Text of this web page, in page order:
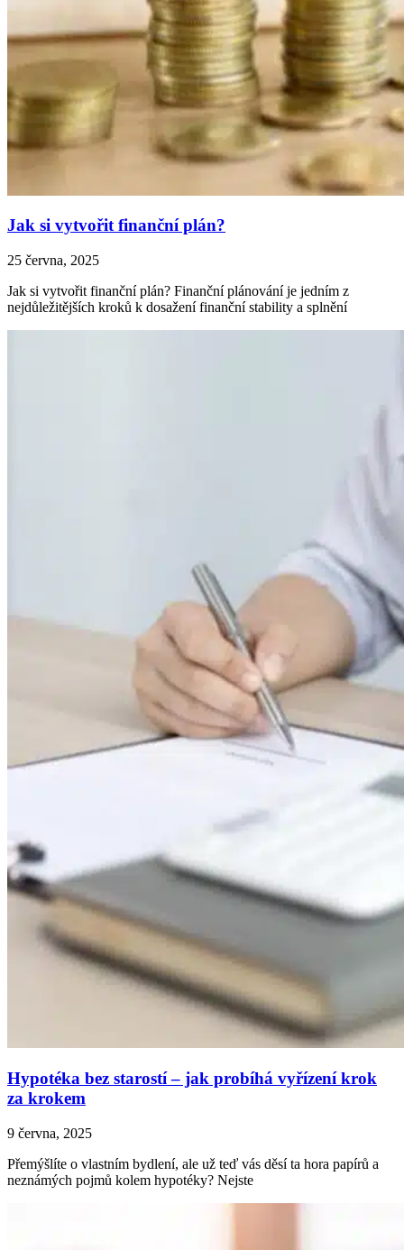
Jak si vytvořit finanční plán?
25 června, 2025
Jak si vytvořit finanční plán? Finanční plánování je jedním z
nejdůležitějších kroků k dosažení finanční stability a splnění
Hypotéka bez starostí – jak probíhá vyřízení krok
za krokem
9 června, 2025
Přemýšlíte o vlastním bydlení, ale už teď vás děsí ta hora papírů a
neznámých pojmů kolem hypotéky? Nejste